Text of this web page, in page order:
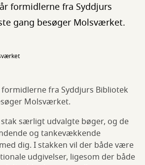
formidlerne fra Syddjurs
gang besøger Molsværket.
fra Syddjurs Bibliotek
Molsværket.
særligt udvalgte bøger, og de
og tankevækkende
dig. I stakken vil der både være
udgivelser, ligesom der både